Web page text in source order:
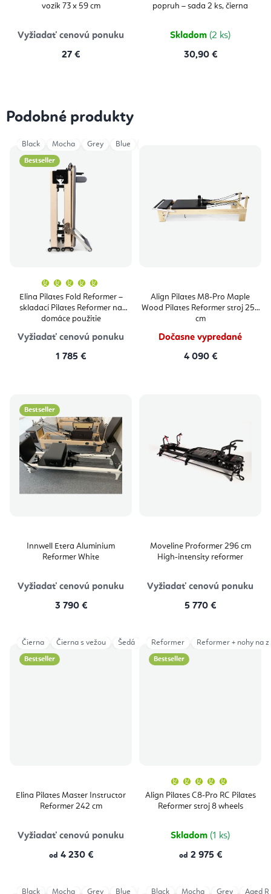
vozík 73 x 59 cm
Vyžiadať cenovú ponuku
27 €
popruh – sada 2 ks, čierna
Skladom (2 ks)
30,90 €
Podobné produkty
Bestseller
Elina Pilates Fold Reformer –
skladací Pilates Reformer na
domáce použitie
produktu
je
5,0
z
5
hviezdičiek.
Vyžiadať cenovú ponuku
1 785 €
Black Mocha Grey Blue
Align Pilates M8-Pro Maple
Wood Pilates Reformer stroj 254
cm
Dočasne vypredané
4 090 €
Bestseller
Innwell Etera Aluminium
Reformer White
Vyžiadať cenovú ponuku
3 790 €
Moveline Proformer 296 cm
High‑intensity reformer
Vyžiadať cenovú ponuku
5 770 €
Bestseller
Elina Pilates Master Instructor
Reformer 242 cm
Vyžiadať cenovú ponuku
od 4 230 €
Čierna Čierna s vežou Šedá Šedá s vežou
Bestseller
Align Pilates C8-Pro RC Pilates
Reformer stroj 8 wheels
produktu
je
5,0
Skladom (1 ks)
od 2 975 €
Reformer Reformer + nohy na
Black Mocha Grey Blue Ivory Aged Rose Eucalyptus
Black Mocha Grey Aged